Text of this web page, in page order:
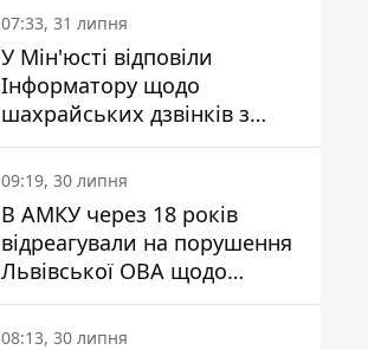
07:33, 31 липня
У Мін'юсті відповіли
Інформатору щодо
шахрайських дзвінків з
камери Сумського СІЗО так,
що ніхто нічого не зрозумів
09:19, 30 липня
В АМКУ через 18 років
відреагували на порушення
Львівської ОВА щодо
харчування у закладах
освіти
08:13, 30 липня